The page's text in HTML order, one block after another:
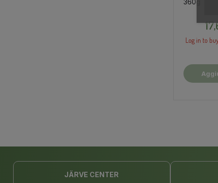
Log in to
JÄRVE CENTER